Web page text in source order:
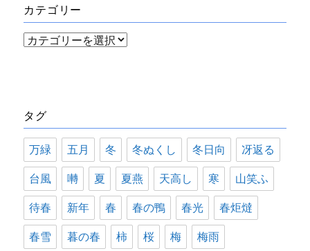
ブ
カテゴリー
カ
ー
タグ
万緑 五月 冬 冬ぬくし 冬日向 冴返る
台風 囀 夏 夏燕 天高し 寒 山笑ふ
待春 新年 春 春の鴨 春光 春炬燵
春雪 暮の春 柿 桜 梅 梅雨